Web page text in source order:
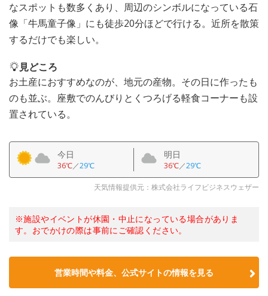
なスポットも数多くあり、周辺のシンボルになっている石
像「牛馬童子像」にも徒歩20分ほどで行ける。近所を散策
するだけでも楽しい。
見どころ
お土産におすすめなのが、地元の産物。その日に作ったも
のも並ぶ。座敷でのんびりとくつろげる軽食コーナーも設
置されている。
今日
36℃／29℃
明日
36℃／29℃
天気情報提供元：株式会社ライフビジネスウェザー
※施設やイベントが休園・中止になっている場合がありま
す。おでかけの際は事前にご確認ください。
営業時間や料金、公式サイトの情報を見る